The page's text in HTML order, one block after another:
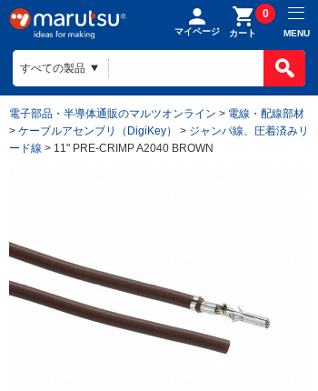
マイページ カート
0
MENU
電子部品・半導体通販のマルツオンライン > 電線・配線部材
> ケーブルアセンブリ（DigiKey） > ジャンパ線、圧着済みリ
ード線 > 11" PRE-CRIMP A2040 BROWN